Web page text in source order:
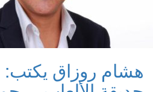
هشام روزاق يكتب: